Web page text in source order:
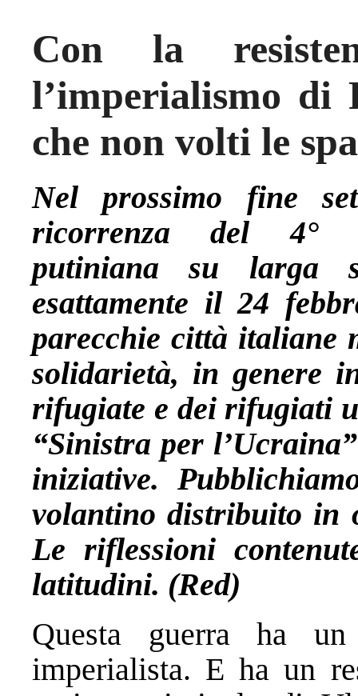
Con la
l’imperialismo di
che non volti le
Nel prossimo fine
ricorrenza del 4°
putiniana su larga
esattamente il 24
parecchie città italiane
solidarietà, in genere
rifugiate e dei rifugiati
“Sinistra per
iniziative.
volantino distribuito in
Le riflessioni
latitudini. (Red)
Questa guerra ha un
imperialista. E ha un